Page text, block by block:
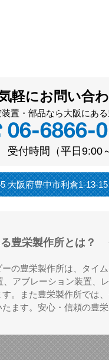
軽にお問い合
置・部品なら大阪にあ
受付時間（平日9:00
阪府豊中市利倉1-13-
豊栄製作所とは？
の豊栄製作所は、タイ
アブレーション装置
。また豊栄製作所では
ます。安心・信頼の豊